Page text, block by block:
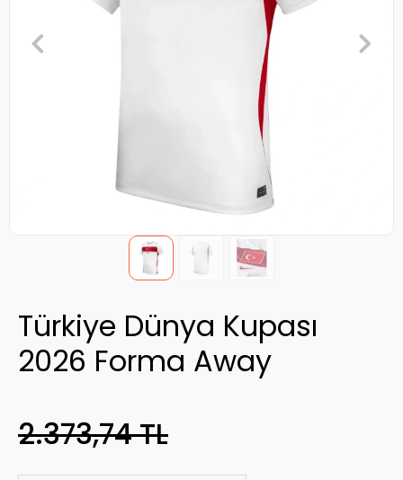
Türkiye Dünya Kupası
2026 Forma Away
2.373,74 TL